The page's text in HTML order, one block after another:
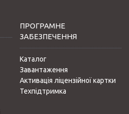
ПРОГРАМНЕ
ЗАБЕЗПЕЧЕННЯ
Каталог
Завантаження
Активація ліцензійної картки
Техпідтримка